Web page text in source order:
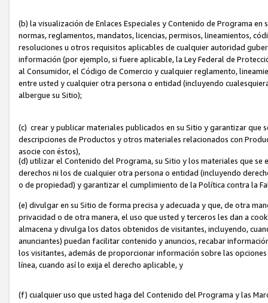
(b) la visualización de Enlaces Especiales y Contenido de Programa
normas, reglamentos, mandatos, licencias, permisos, lineamientos,
resoluciones u otros requisitos aplicables de cualquier autoridad
información (por ejemplo, si fuere aplicable, la Ley Federal de
al Consumidor, el Código de Comercio y cualquier reglamento,
entre usted y cualquier otra persona o entidad (incluyendo
albergue su Sitio);
(c) crear y publicar materiales publicados en su Sitio y garantizar que
descripciones de Productos y otros materiales relacionados con
asocie con éstos),
(d) utilizar el Contenido del Programa, su Sitio y los materiales que se
derechos ni los de cualquier otra persona o entidad (incluyendo
o de propiedad) y garantizar el cumplimiento de la Política contra la
(e) divulgar en su Sitio de forma precisa y adecuada y que, de otra
privacidad o de otra manera, el uso que usted y terceros les dan a
almacena y divulga los datos obtenidos de visitantes, incluyendo,
anunciantes) puedan facilitar contenido y anuncios, recabar
los visitantes, además de proporcionar información sobre las
línea, cuando así lo exija el derecho aplicable, y
(f) cualquier uso que usted haga del Contenido del Programa y las